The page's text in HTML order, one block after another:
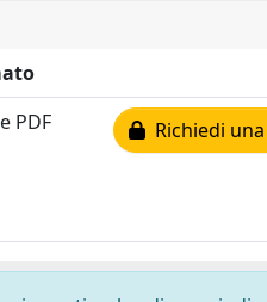
PDF Richiedi